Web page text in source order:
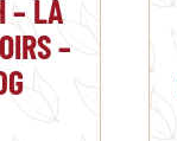
– LA
–